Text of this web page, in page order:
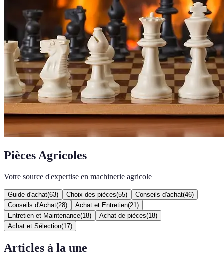
Pièces Agricoles
Votre source d'expertise en machinerie agricole
Guide d'achat(63) Choix des pièces(55) Conseils d'achat(46)
Conseils d'Achat(28) Achat et Entretien(21 )
Entretien et Maintenance(18) Achat de pièces(18)
Achat et Sélection(17)
Articles à la une